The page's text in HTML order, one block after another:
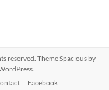
reserved. ThemeSpaciousby
.
Facebook